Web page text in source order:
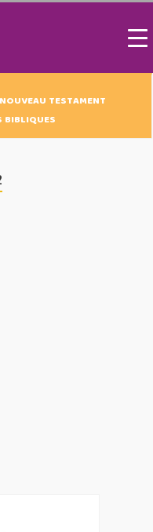
NOUVEAU TESTAMENT
BIBLIQUES